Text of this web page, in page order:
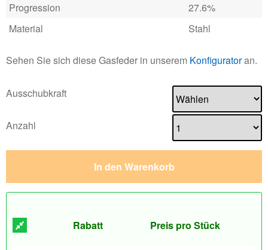
Progression
27.6%
Material
Stahl
Sehen Sie sich diese Gasfeder in unserem Konfiguratoran.
Ausschubkraft
Anzahl
In den Warenkorb
Rabatt Preis pro Stück